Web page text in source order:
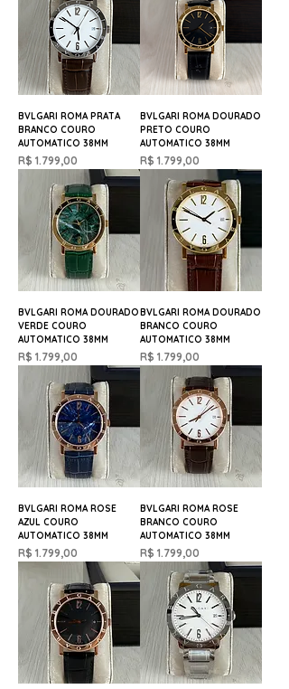
BVLGARI ROMA PRATA
BRANCO COURO
AUTOMATICO 38MM
Preço
R$ 1.799,00
BVLGARI ROMA DOURADO
PRETO COURO
AUTOMATICO 38MM
Preço
R$ 1.799,00
BVLGARI ROMA DOURADO
VERDE COURO
AUTOMATICO 38MM
Preço
R$ 1.799,00
BVLGARI ROMA DOURADO
BRANCO COURO
AUTOMATICO 38MM
Preço
R$ 1.799,00
BVLGARI ROMA ROSE
AZUL COURO
AUTOMATICO 38MM
Preço
R$ 1.799,00
BVLGARI ROMA ROSE
BRANCO COURO
AUTOMATICO 38MM
Preço
R$ 1.799,00